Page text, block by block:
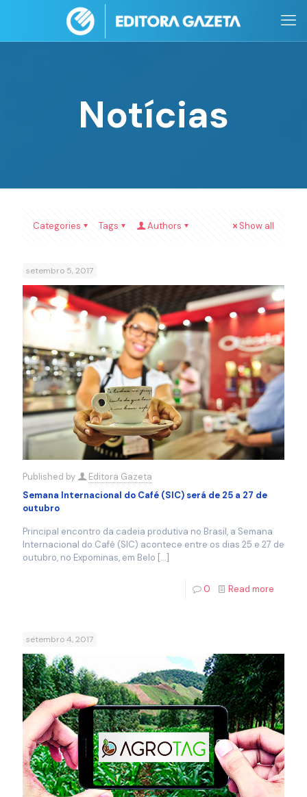
Notícias
Categories Tags Authors Show all
setembro 5, 2017
Published by
Editora Gazeta
Semana Internacional do Café (SIC) será de 25 a 27 de
outubro
Principal encontro da cadeia produtiva no Brasil, a Semana
Internacional do Café (SIC) acontece entre os dias 25 e 27 de
outubro, no Expominas, em Belo […]
0 Read more
setembro 4, 2017